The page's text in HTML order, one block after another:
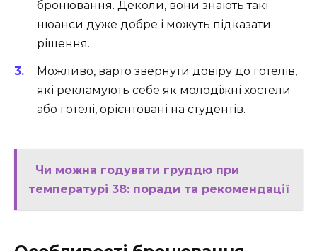
бронювання. Деколи, вони знають такі
нюанси дуже добре і можуть підказати
рішення.
Можливо, варто звернути довіру до готелів,
які рекламують себе як молодіжні хостели
або готелі, орієнтовані на студентів.
Чи можна годувати груддю при
температурі 38: поради та рекомендації